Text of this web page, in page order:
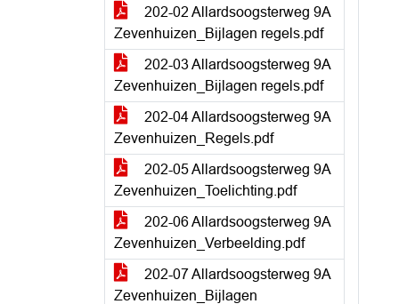
202-02 Allardsoogsterweg 9A
Zevenhuizen_Bijlagen regels.pdf
202-03 Allardsoogsterweg 9A
Zevenhuizen_Bijlagen regels.pdf
202-04 Allardsoogsterweg 9A
Zevenhuizen_Regels.pdf
202-05 Allardsoogsterweg 9A
Zevenhuizen_Toelichting.pdf
202-06 Allardsoogsterweg 9A
Zevenhuizen_Verbeelding.pdf
202-07 Allardsoogsterweg 9A
Zevenhuizen_Bijlagen